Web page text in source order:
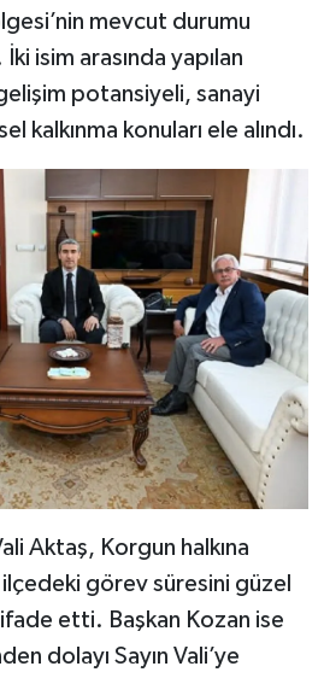
mevcut durumu
isim arasında yapılan
potansiyeli, sanayi
kalkınma konuları ele alındı.
Aktaş, Korgun halkına
ilçedeki görev süresini güzel
ifade etti. Başkan Kozan ise
dolayı Sayın Vali’ye